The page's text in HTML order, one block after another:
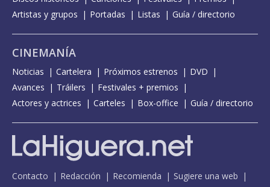
Artistas y grupos
Portadas Listas Guía / directorio
CINEMANÍA
Noticias Cartelera Próximos estrenos
DVD
Avances
Tráilers
Festivales + premios
Actores y actrices
Carteles Box-office Guía / directorio
Contacto Redacción Recomienda
Sugiere una web